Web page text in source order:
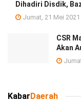
Dihadiri Disdik,
Jumat, 21 Mei 2021
CSR
Akan
Kabar Daerah